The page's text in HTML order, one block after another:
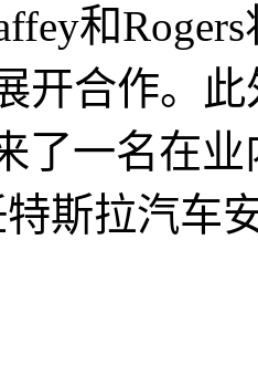
和
开合作。
了一名在
特斯拉汽车